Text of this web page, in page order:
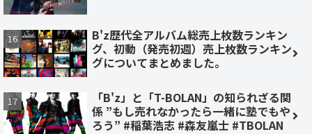
B'z歴代全アルバム総売上枚数ランキン
グ、初動（発売初週）売上枚数ランキン
グについてまとめました。
「B'z」と「T-BOLAN」の知られざる関
係 ”もし売れなかったら一緒に塾でもや
ろう” #稲葉浩志 #森友嵐士 #TBOLAN